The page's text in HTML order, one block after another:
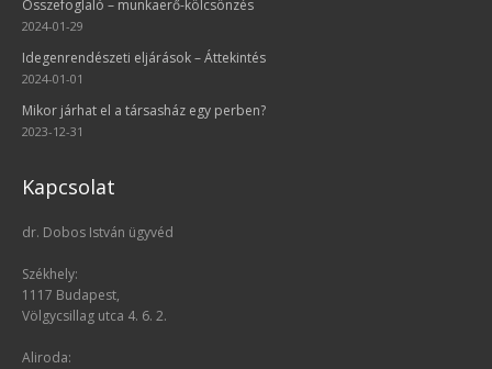
Összefoglaló – munkaerő-kölcsönzés
2024-01-29
Idegenrendészeti eljárások – Áttekintés
2024-01-01
Mikor járhat el a társasház egy perben?
2023-12-31
Kapcsolat
dr. Dobos István ügyvéd
Székhely:
1117 Budapest,
Völgycsillag utca 4. 6. 2.
Aliroda: